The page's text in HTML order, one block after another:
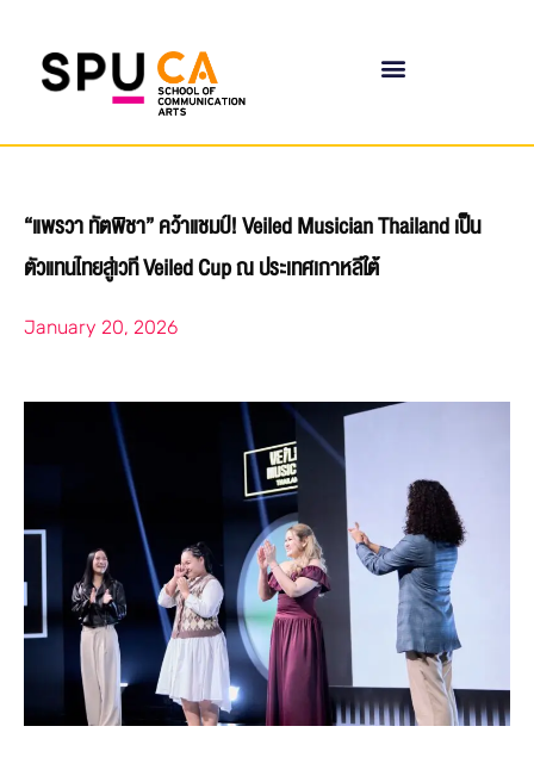
“แพรวา ทัตพิชา” คว้าแชมป์! Veiled Musician Thailand เป็น
ตัวแทนไทยสู่เวที Veiled Cup ณ ประเทศเกาหลีใต้
January 20, 2026